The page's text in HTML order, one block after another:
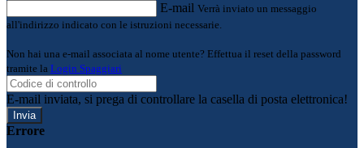
E-mail Verrà inviato un messaggio
all'indirizzo indicato con le istruzioni necessarie.
Non hai una e-mail associata al nome utente? Effettua il reset della password
tramite la Login Spaggiari
E-mail inviata, si prega di controllare la casella di posta elettronica!
Errore